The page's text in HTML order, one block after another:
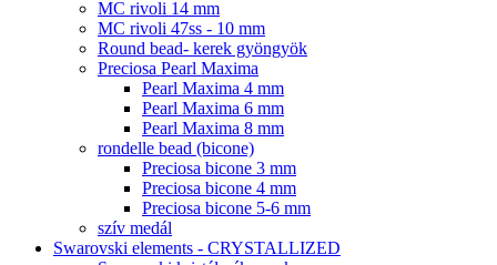
MC rivoli 14 mm
MC rivoli 47ss - 10 mm
Round bead- kerek gyöngyök
Preciosa Pearl Maxima
Pearl Maxima 4 mm
Pearl Maxima 6 mm
Pearl Maxima 8 mm
rondelle bead (bicone)
Preciosa bicone 3 mm
Preciosa bicone 4 mm
Preciosa bicone 5-6 mm
szív medál
Swarovski elements - CRYSTALLIZED